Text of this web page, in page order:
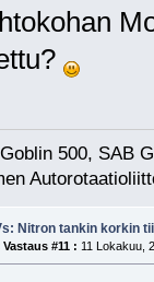
500, SAB
Nitron tankin korkin
Vastaus #11 : 11 Lokakuu,